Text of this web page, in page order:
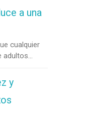
a una
cualquier
adultos...
y